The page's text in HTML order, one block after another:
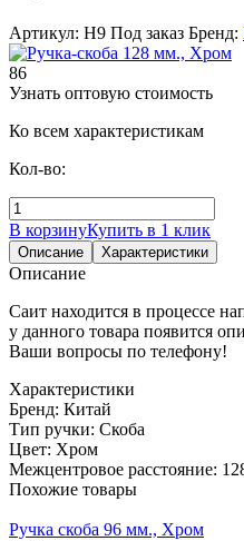
Артикул: Н9 Под заказ Бренд:
86
Узнать оптовую стоимость
Ко всем характеристикам
Кол-во:
В корзинуКупить в 1 клик
Описание Характеристики
Описание
Саит находится в процессе
у данного товара появится
Ваши вопросы по телефону!
Характеристики
Бренд: Китай
Тип ручки: Скоба
Цвет: Хром
Межцентровое расстояние:
Похожие товары
Ручка скоба 96 мм., Хром